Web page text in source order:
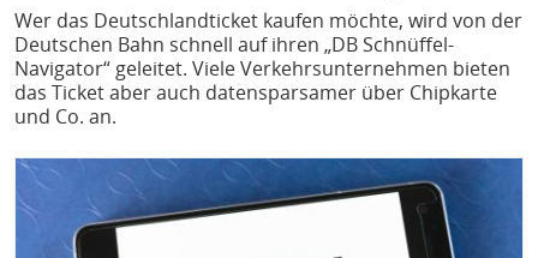
Wer das Deutschlandticket kaufen möchte, wird von der
Deutschen Bahn schnell auf ihren „DB Schnüffel-
Navigator“ geleitet. Viele Verkehrsunternehmen bieten
das Ticket aber auch datensparsamer über Chipkarte
und Co. an.
Bild